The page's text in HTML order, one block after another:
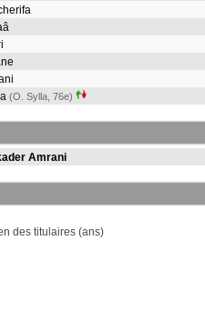
(O. Sylla, 76e)
Amrani
des titulaires (ans)